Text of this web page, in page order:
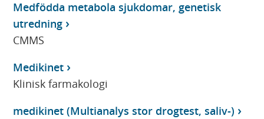
Medfödda metabola sjukdomar, genetisk
utredning
CMMS
Medikinet
Klinisk farmakologi
medikinet (Multianalys stor drogtest, saliv-)